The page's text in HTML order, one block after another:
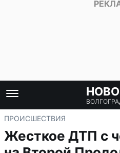
ПРОИСШЕСТВИЯ
Жесткое ДТП с